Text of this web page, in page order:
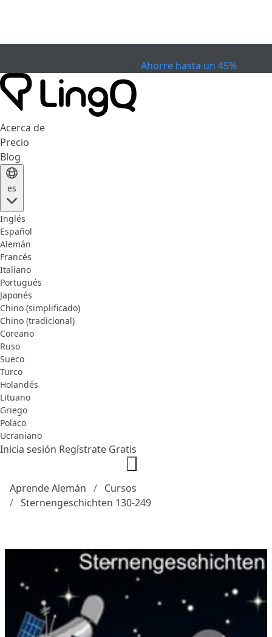
Ahorre hasta un 45%
Acerca de
Precio
Blog
es
Inglés
Español
Alemán
Francés
Italiano
Portugués
Japonés
Chino (simplificado)
Chino (tradicional)
Coreano
Ruso
Sueco
Turco
Holandés
Lituano
Griego
Polaco
Ucraniano
Inicia sesión Regístrate Gratis
Aprende Alemán
Cursos
Sternengeschichten 130-249